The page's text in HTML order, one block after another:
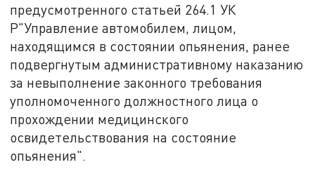
предусмотренного статьей 264.1 УК
Р"Управление автомобилем, лицом,
находящимся в состоянии опьянения, ранее
подвергнутым административному наказанию
за невыполнение законного требования
уполномоченного должностного лица о
прохождении медицинского
освидетельствования на состояние
опьянения".